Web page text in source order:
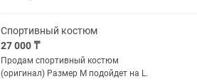
Спортивный костюм
27 000 ₸
Продам спортивный костюм
(оригинал) Размер М подойдет на L.